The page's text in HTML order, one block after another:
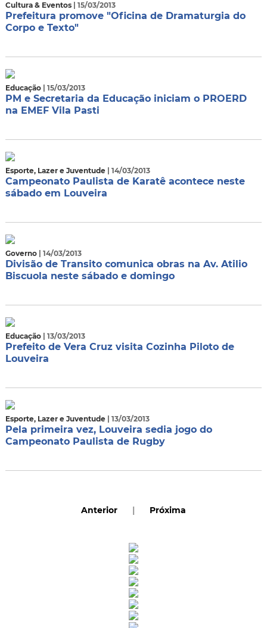
Cultura & Eventos | 15/03/2013
Prefeitura promove "Oficina de Dramaturgia do
Corpo e Texto"
Educação | 15/03/2013
PM e Secretaria da Educação iniciam o PROERD
na EMEF Vila Pasti
Esporte, Lazer e Juventude | 14/03/2013
Campeonato Paulista de Karatê acontece neste
sábado em Louveira
Governo | 14/03/2013
Divisão de Transito comunica obras na Av. Atilio
Biscuola neste sábado e domingo
Educação | 13/03/2013
Prefeito de Vera Cruz visita Cozinha Piloto de
Louveira
Esporte, Lazer e Juventude | 13/03/2013
Pela primeira vez, Louveira sedia jogo do
Campeonato Paulista de Rugby
Anterior | Próxima